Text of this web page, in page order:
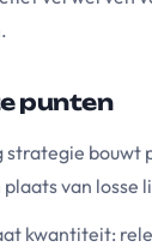
punten
strategie bouwt
van losse
kwantiteit: